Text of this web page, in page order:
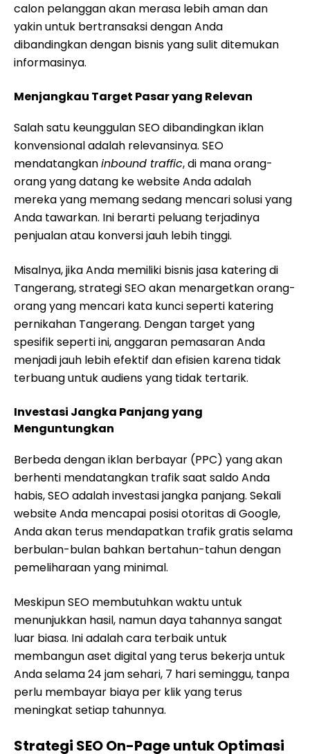
calon pelanggan akan merasa lebih aman dan
yakin untuk bertransaksi dengan Anda
dibandingkan dengan bisnis yang sulit ditemukan
informasinya.
Menjangkau Target Pasar yang Relevan
Salah satu keunggulan SEO dibandingkan iklan
konvensional adalah relevansinya. SEO
mendatangkaninbound traffic, di mana orang-
orang yang datang ke website Anda adalah
mereka yang memang sedang mencari solusi yang
Anda tawarkan. Ini berarti peluang terjadinya
penjualan atau konversi jauh lebih tinggi.
Misalnya, jika Anda memiliki bisnis jasa katering di
Tangerang, strategi SEO akan menargetkan orang-
orang yang mencari kata kunci seperti katering
pernikahan Tangerang. Dengan target yang
spesifik seperti ini, anggaran pemasaran Anda
menjadi jauh lebih efektif dan efisien karena tidak
terbuang untuk audiens yang tidak tertarik.
Investasi Jangka Panjang yang
Menguntungkan
Berbeda dengan iklan berbayar (PPC) yang akan
berhenti mendatangkan trafik saat saldo Anda
habis, SEO adalah investasi jangka panjang. Sekali
website Anda mencapai posisi otoritas di Google,
Anda akan terus mendapatkan trafik gratis selama
berbulan-bulan bahkan bertahun-tahun dengan
pemeliharaan yang minimal.
Meskipun SEO membutuhkan waktu untuk
menunjukkan hasil, namun daya tahannya sangat
luar biasa. Ini adalah cara terbaik untuk
membangun aset digital yang terus bekerja untuk
Anda selama 24 jam sehari, 7 hari seminggu, tanpa
perlu membayar biaya per klik yang terus
meningkat setiap tahunnya.
Strategi SEO On-Page untuk Optimasi